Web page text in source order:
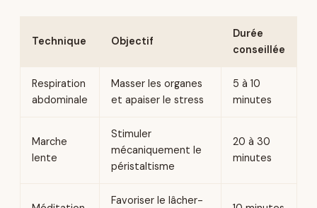
Technique Objectif
Durée
conseillée
Respiration
abdominale
Masser les organes
et apaiser le stress
5 à 10
minutes
Marche
lente
Stimuler
mécaniquement le
péristaltisme
20 à 30
minutes
Favoriser le lâcher-